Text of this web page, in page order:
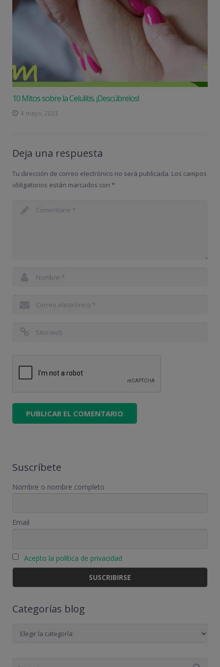
10 Mitos sobre la Celulitis. ¡Descúbrelos!
4 mayo, 2023
Deja una respuesta
Tu dirección de correo electrónico no será publicada. Los campos
obligatorios están marcados con *
Suscríbete
Nombre o nombre completo
Email
Acepto la política de privacidad
Categorías blog